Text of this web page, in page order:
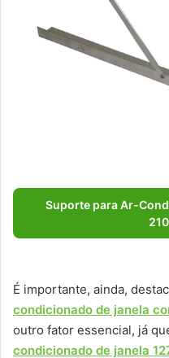
Suporte para Ar-
É importante, ainda,
condicionado de janela
outro fator essencial, já
condicionado de janela